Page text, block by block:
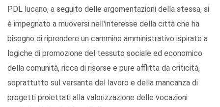
PDL lucano, a seguito delle argomentazioni della stessa, si
è impegnato a muoversi nell'interesse della città che ha
bisogno di riprendere un cammino amministrativo ispirato a
logiche di promozione del tessuto sociale ed economico
della comunità, ricca di risorse e pure afflitta da criticità,
soprattutto sul versante del lavoro e della mancanza di
progetti proiettati alla valorizzazione delle vocazioni